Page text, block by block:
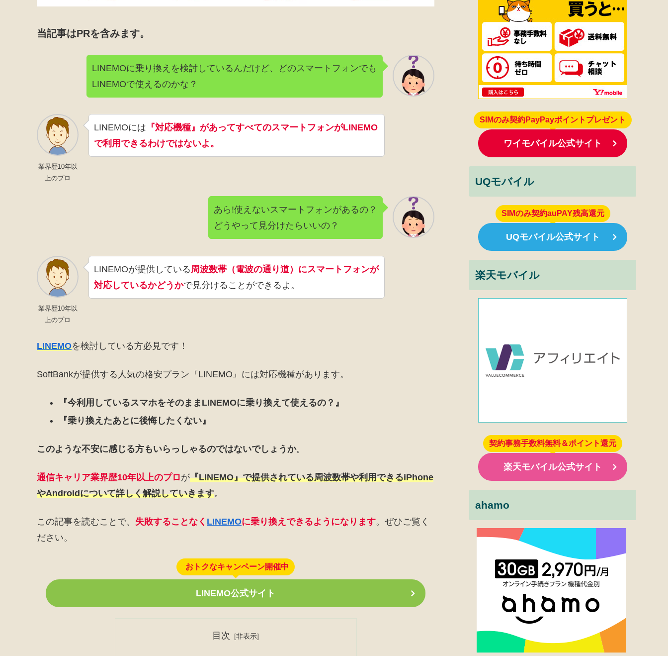
当記事はPRを含みます。
LINEMOに乗り換えを検討しているんだけど、どのスマートフォンでも
LINEMOで使えるのかな？
業界歴10年以
上のプロ
LINEMOには 『対応機種』があってすべてのスマートフォンがLINEMO
で利用できるわけではないよ。
あら!使えないスマートフォンがあるの？
どうやって見分けたらいいの？
業界歴10年以
上のプロ
LINEMOが提供している 周波数帯（電波の通り道）にスマートフォンが
対応しているかどうかで見分けることができるよ。
LINEMOを検討している方必見です！
SoftBankが提供する人気の格安プラン『LINEMO』には対応機種があります。
『今利用しているスマホをそのままLINEMOに乗り換えて使えるの？』
『乗り換えたあとに後悔したくない』
このような不安に感じる方もいらっしゃるのではないでしょうか。
通信キャリア業界歴10年以上のプロが『LINEMO』で提供されている周波数帯や利用できるiPhone
やAndroidについて詳しく解説していきます。
この記事を読むことで、 失敗することなく LINEMOに乗り換えできるようになります。ぜひご覧く
ださい。
おトクなキャンペーン開催中
LINEMO公式サイト
目次
SIMのみ契約PayPayポイントプレゼント
ワイモバイル公式サイト
UQモバイル
SIMのみ契約auPAY残高還元
UQモバイル公式サイト
楽天モバイル
契約事務手数料無料＆ポイント還元
楽天モバイル公式サイト
ahamo